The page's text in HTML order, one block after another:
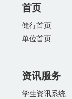
首页
健行首页
单位首页
资讯服务
学生资讯系统